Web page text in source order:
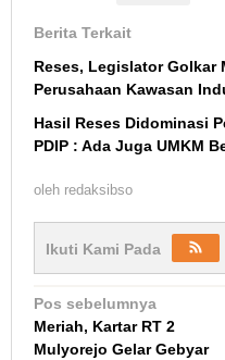
Berita Terkait
Reses, Legislator Golkar
Perusahaan Kawasan
Hasil Reses Didominasi
PDIP : Ada Juga UMKM
oleh redaksibso
Ikuti Kami Pada
Navigasi
pos
Pos sebelumnya
Meriah, Kartar RT 2
Mulyorejo Gelar Gebyar